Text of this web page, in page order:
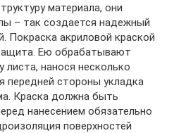
материала, они
– так создается надежный
Покраска акриловой краской
Ею обрабатывают
нанося несколько
передней стороны укладка
Краска должна быть
нанесением обязательно
поверхностей